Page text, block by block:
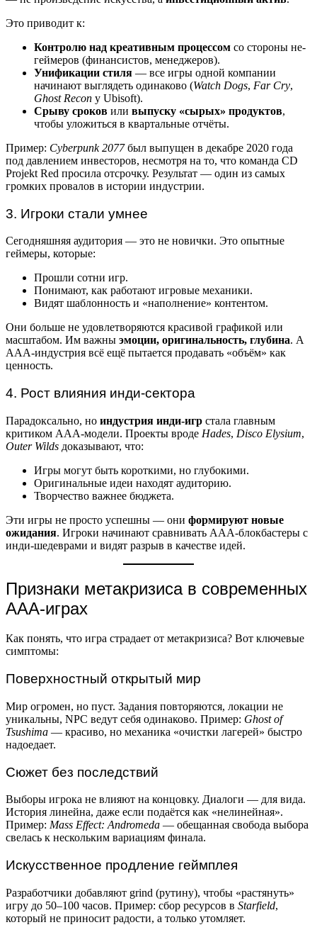
Это приводит к:
Контролю над креативным процессом со стороны не-
геймеров (финансистов, менеджеров).
Унификации стиля — все игры одной компании
начинают выглядеть одинаково (Watch Dogs, Far Cry,
Ghost Recon у Ubisoft).
Срыву сроков или выпуску «сырых» продуктов,
чтобы уложиться в квартальные отчёты.
Пример: Cyberpunk 2077был выпущен в декабре 2020 года
под давлением инвесторов, несмотря на то, что команда CD
Projekt Red просила отсрочку. Результат — один из самых
громких провалов в истории индустрии.
3. Игроки стали умнее
Сегодняшняя аудитория — это не новички. Это опытные
геймеры, которые:
Прошли сотни игр.
Понимают, как работают игровые механики.
Видят шаблонность и «наполнение» контентом.
Они больше не удовлетворяются красивой графикой или
масштабом. Им важны эмоции, оригинальность, глубина. А
ААА-индустрия всё ещё пытается продавать «объём» как
ценность.
4. Рост влияния инди-сектора
Парадоксально, но индустрия инди-игр стала главным
критиком ААА-модели. Проекты вроде Hades, Disco Elysium,
Outer Wilds доказывают, что:
Игры могут быть короткими, но глубокими.
Оригинальные идеи находят аудиторию.
Творчество важнее бюджета.
Эти игры не просто успешны — они формируют новые
ожидания. Игроки начинают сравнивать ААА-блокбастеры с
инди-шедеврами и видят разрыв в качестве идей.
Признаки метакризиса в современных
ААА-играх
Как понять, что игра страдает от метакризиса? Вот ключевые
симптомы:
Поверхностный открытый мир
Мир огромен, но пуст. Задания повторяются, локации не
уникальны, NPC ведут себя одинаково. Пример: Ghost of
Tsushima — красиво, но механика «очистки лагерей» быстро
надоедает.
Сюжет без последствий
Выборы игрока не влияют на концовку. Диалоги — для вида.
История линейна, даже если подаётся как «нелинейная».
Пример: Mass Effect: Andromeda — обещанная свобода выбора
свелась к нескольким вариациям финала.
Искусственное продление геймплея
Разработчики добавляют grind (рутину), чтобы «растянуть»
игру до 50–100 часов. Пример: сбор ресурсов в Starfield,
который не приносит радости, а только утомляет.